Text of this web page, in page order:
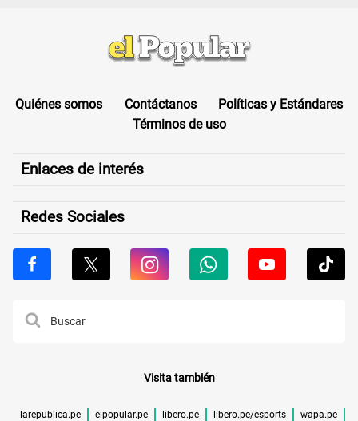
Quiénes somos Contáctanos
Políticas y Estándares
Términos de uso
Enlaces de interés
Redes Sociales
Visita también
larepublica.pe elpopular.pe libero.pe libero.pe/esports wapa.pe